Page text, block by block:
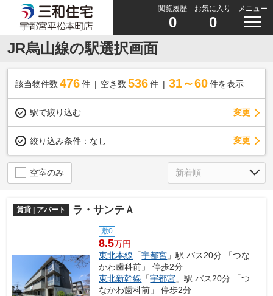
閲覧履歴
0
お気に入り
0
メニュー
JR烏山線の駅選択画面
該当物件数 476件 空き数 536 件 31～60 件を表示
駅で絞り込む 変更
絞り込み条件： なし 変更
空室のみ
賃貸 | アパート ラ・サンテＡ
敷0
8.5万円
東北本線 「宇都宮 」駅 バス20分 「つな
かわ歯科前」 停歩2分
東北新幹線 「宇都宮 」駅 バス20分 「つ
なかわ歯科前」 停歩2分